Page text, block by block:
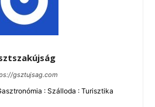
gsztujsag.com
: Szálloda : Turisztika